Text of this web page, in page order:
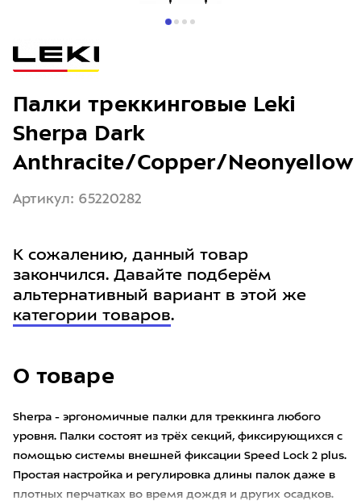
О товаре
Sherpa - эргономичные палки для треккинга любого
уровня. Палки состоят из трёх секций, фиксирующихся с
помощью системы внешней фиксации Speed Lock 2 plus.
Простая настройка и регулировка длины палок даже в
плотных перчатках во время дождя и других осадков.
Палки треккинговые Leki
Sherpa Dark
Anthracite/Copper/Neonyellow
Артикул: 65220282
К сожалению, данный товар
закончился. Давайте подберём
альтернативный вариант в этой же
категории товаров.